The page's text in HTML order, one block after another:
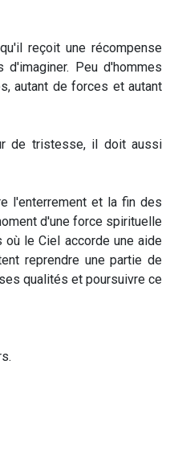
reçoit une récompense
Peu d'hommes
autant de forces et autant
de tristesse, il doit aussi
l'enterrement et la fin des
d'une force spirituelle
le Ciel accorde une aide
reprendre une partie de
qualités et poursuivre ce